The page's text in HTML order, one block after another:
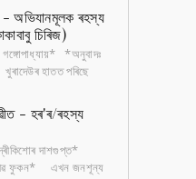
- অভিযানমূলক ৰহস্য
চিৰিজ)
*অনুবাদঃ
হাতত পৰিছে
- হৰ'ৰ/ৰহস্য
দাশগুপ্ত*
ফুকন* এখন জনশূন্য